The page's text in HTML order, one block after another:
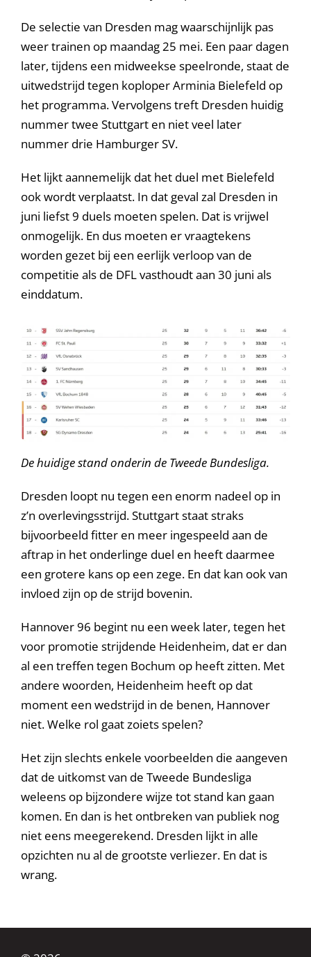
De selectie van Dresden mag waarschijnlijk pas
weer trainen op maandag 25 mei. Een paar dagen
later, tijdens een midweekse speelronde, staat de
uitwedstrijd tegen koploper Arminia Bielefeld op
het programma. Vervolgens treft Dresden huidig
nummer twee Stuttgart en niet veel later
nummer drie Hamburger SV.
Het lijkt aannemelijk dat het duel met Bielefeld
ook wordt verplaatst. In dat geval zal Dresden in
juni liefst 9 duels moeten spelen. Dat is vrijwel
onmogelijk. En dus moeten er vraagtekens
worden gezet bij een eerlijk verloop van de
competitie als de DFL vasthoudt aan 30 juni als
einddatum.
De huidige stand onderin de Tweede Bundesliga.
Dresden loopt nu tegen een enorm nadeel op in
z’n overlevingsstrijd. Stuttgart staat straks
bijvoorbeeld fitter en meer ingespeeld aan de
aftrap in het onderlinge duel en heeft daarmee
een grotere kans op een zege. En dat kan ook van
invloed zijn op de strijd bovenin.
Hannover 96 begint nu een week later, tegen het
voor promotie strijdende Heidenheim, dat er dan
al een treffen tegen Bochum op heeft zitten. Met
andere woorden, Heidenheim heeft op dat
moment een wedstrijd in de benen, Hannover
niet. Welke rol gaat zoiets spelen?
Het zijn slechts enkele voorbeelden die aangeven
dat de uitkomst van de Tweede Bundesliga
weleens op bijzondere wijze tot stand kan gaan
komen. En dan is het ontbreken van publiek nog
niet eens meegerekend. Dresden lijkt in alle
opzichten nu al de grootste verliezer. En dat is
wrang.